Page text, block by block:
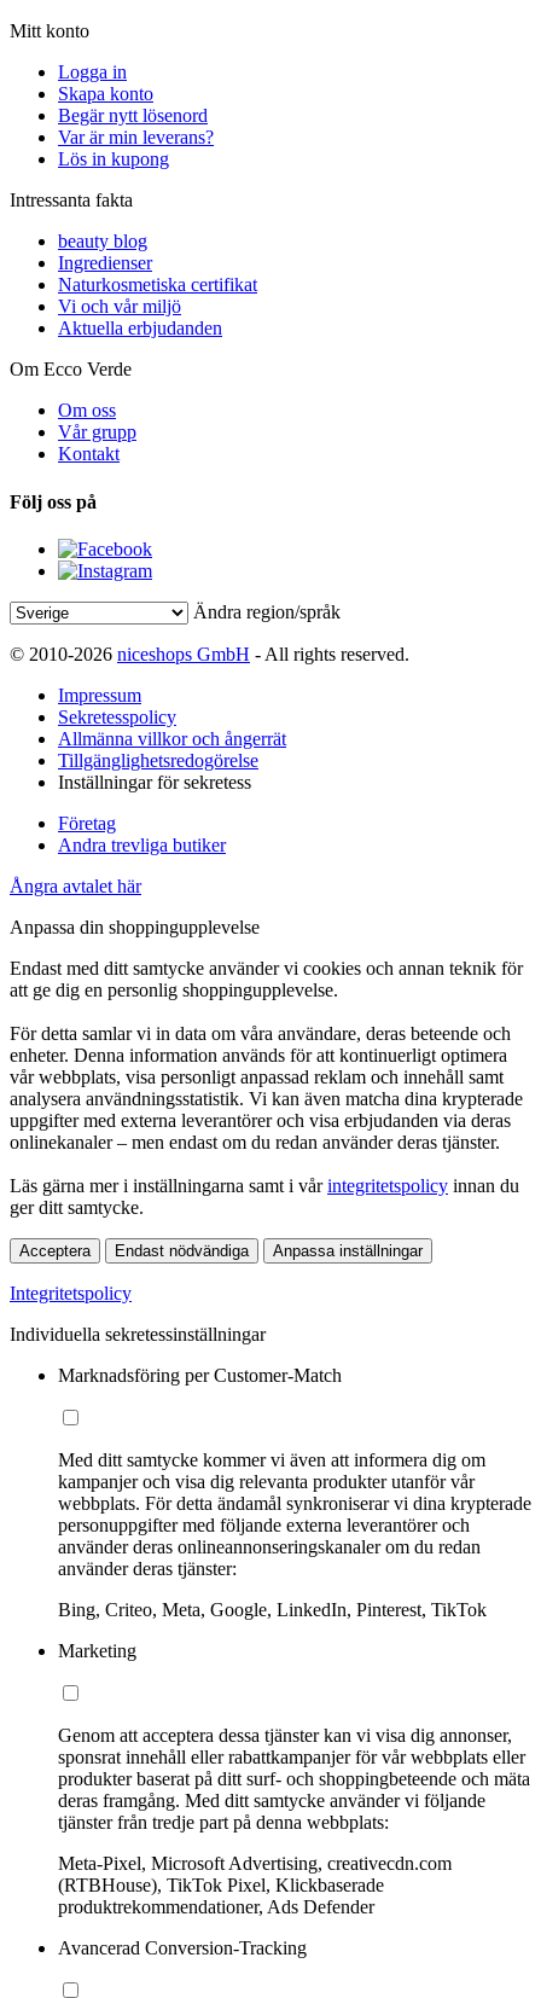
Mitt konto
Logga in
Skapa konto
Begär nytt lösenord
Var är min leverans?
Lös in kupong
Intressanta fakta
beauty blog
Ingredienser
Naturkosmetiska certifikat
Vi och vår miljö
Aktuella erbjudanden
Om Ecco Verde
Om oss
Vår grupp
Kontakt
Följ oss på
Ändra region/språk
© 2010-2026 niceshops GmbH - All rights reserved.
Impressum
Sekretesspolicy
Allmänna villkor och ångerrät
Tillgänglighetsredogörelse
Inställningar för sekretess
Företag
Andra trevliga butiker
Ångra avtalet här
Anpassa din shoppingupplevelse
Endast med ditt samtycke använder vi cookies och annan teknik för
att ge dig en personlig shoppingupplevelse.
För detta samlar vi in data om våra användare, deras beteende och
enheter. Denna information används för att kontinuerligt optimera
vår webbplats, visa personligt anpassad reklam och innehåll samt
analysera användningsstatistik. Vi kan även matcha dina krypterade
uppgifter med externa leverantörer och visa erbjudanden via deras
onlinekanaler – men endast om du redan använder deras tjänster.
Läs gärna mer i inställningarna samt i vårintegritetspolicy innan du
ger ditt samtycke.
Acceptera Endast nödvändiga Anpassa inställningar
Integritetspolicy
Individuella sekretessinställningar
Marknadsföring per Customer-Match
Med ditt samtycke kommer vi även att informera dig om
kampanjer och visa dig relevanta produkter utanför vår
webbplats. För detta ändamål synkroniserar vi dina krypterade
personuppgifter med följande externa leverantörer och
använder deras onlineannonseringskanaler om du redan
använder deras tjänster:
Bing, Criteo, Meta, Google, LinkedIn, Pinterest, TikTok
Marketing
Genom att acceptera dessa tjänster kan vi visa dig annonser,
sponsrat innehåll eller rabattkampanjer för vår webbplats eller
produkter baserat på ditt surf- och shoppingbeteende och mäta
deras framgång. Med ditt samtycke använder vi följande
tjänster från tredje part på denna webbplats:
Meta-Pixel, Microsoft Advertising, creativecdn.com
(RTBHouse), TikTok Pixel, Klickbaserade
produktrekommendationer, Ads Defender
Avancerad Conversion-Tracking